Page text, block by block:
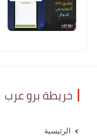
خريطة برو عرب
الرئيسية